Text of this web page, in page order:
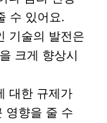
수 있어요.
기술의 발전은
크게 향상시
대한 규제가
영향을 줄 수